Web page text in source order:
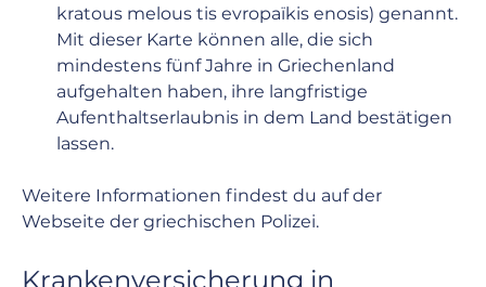
kratous melous tis evropaïkis enosis) genannt.
Mit dieser Karte können alle, die sich
mindestens fünf Jahre in Griechenland
aufgehalten haben, ihre langfristige
Aufenthaltserlaubnis in dem Land bestätigen
lassen.
Weitere Informationen findest du auf der
Webseite der griechischen Polizei.
Krankenversicherung in